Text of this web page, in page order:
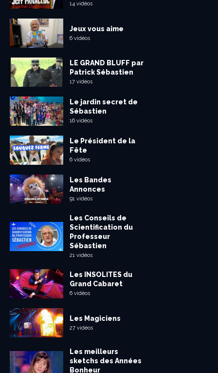
14 vidéos
Jeux vous aime
6 vidéos
LE GRAND BLUFF par
Patrick Sébastien
17 vidéos
Le jardin secret de
Sébastien
16 vidéos
Le Président de la
Fête
6 vidéos
Les Bandes
Annonces
91 vidéos
Les Conseils de
Scientification du
Professeur
Sébastien
21 vidéos
Les INSOLITES du
Grand Cabaret
6 vidéos
Les Magiciens
27 vidéos
Les meilleurs
sketchs des Années
Bonheur